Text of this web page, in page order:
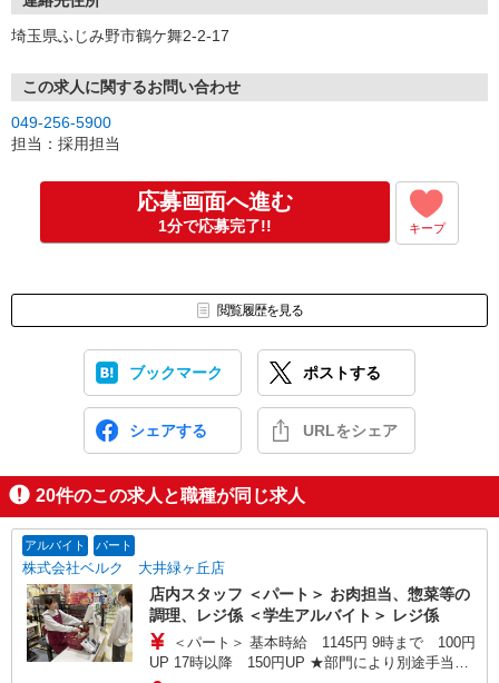
埼玉県ふじみ野市鶴ケ舞2-2-17
この求人に関するお問い合わせ
049-256-5900
担当：採用担当
応募画面へ進む
1分で応募完了!! キープ
閲覧履歴を見る
ブックマーク ポストする
シェアする URLをシェア
20件のこの求人と職種が同じ求人
アルバイト パート
株式会社ベルク 大井緑ヶ丘店
店内スタッフ ＜パート＞ お肉担当、惣菜等の
調理、レジ係 ＜学生アルバイト＞ レジ係
＜パート＞ 基本時給 1145円 9時まで 100円
UP 17時以降 150円UP ★部門により別途手当が